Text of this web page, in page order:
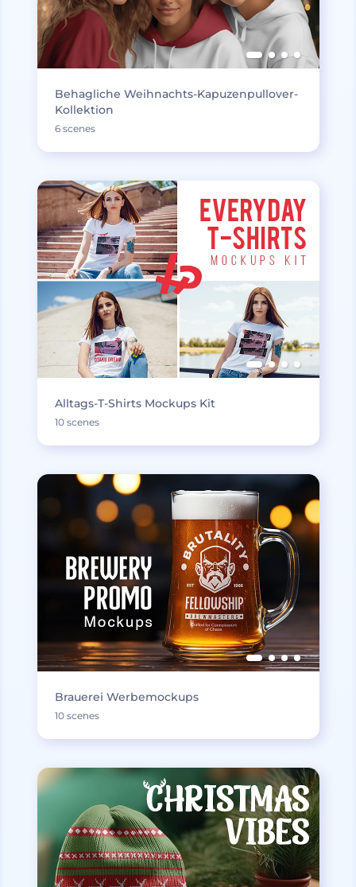
Behagliche Weihnachts-Kapuzenpullover-
Kollektion
6 scenes
Alltags-T-Shirts Mockups Kit
10 scenes
Brauerei Werbemockups
10 scenes